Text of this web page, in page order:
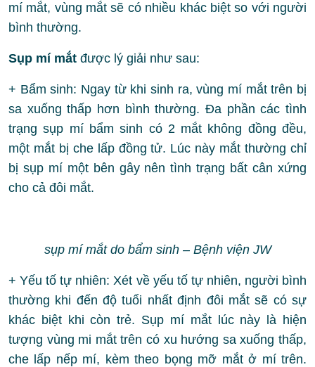
mí mắt, vùng mắt sẽ có nhiều khác biệt so với người
bình thường.
Sụp mí mắt được lý giải như sau:
+ Bẩm sinh: Ngay từ khi sinh ra, vùng mí mắt trên bị
sa xuống thấp hơn bình thường. Đa phần các tình
trạng sụp mí bẩm sinh có 2 mắt không đồng đều,
một mắt bị che lấp đồng tử. Lúc này mắt thường chỉ
bị sụp mí một bên gây nên tình trạng bất cân xứng
cho cả đôi mắt.
sụp mí mắt do bẩm sinh – Bệnh viện JW
+ Yếu tố tự nhiên: Xét về yếu tố tự nhiên, người bình
thường khi đến độ tuổi nhất định đôi mắt sẽ có sự
khác biệt khi còn trẻ. Sụp mí mắt lúc này là hiện
tượng vùng mi mắt trên có xu hướng sa xuống thấp,
che lấp nếp mí, kèm theo bọng mỡ mắt ở mí trên.